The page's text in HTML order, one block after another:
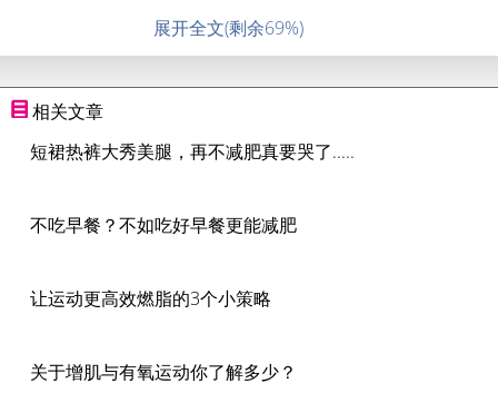
展开全文(剩余69%)
相关文章
短裙热裤大秀美腿，再不减肥真要哭了.....
不吃早餐？不如吃好早餐更能减肥
让运动更高效燃脂的3个小策略
关于增肌与有氧运动你了解多少？